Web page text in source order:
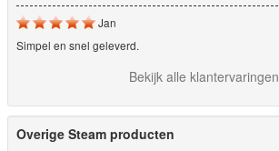
Jan
Simpel en snel geleverd.
Bekijk alle klantervaringen
Overige Steam producten